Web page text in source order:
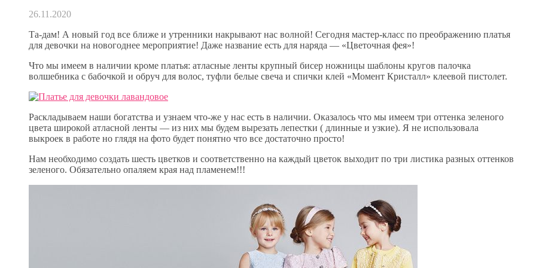
26.11.2020
Та-дам! А новый год все ближе и утренники накрывают нас волной! Сегодня мастер-класс по преображению платья
для девочки на новогоднее мероприятие! Даже название есть для наряда — «Цветочная фея»!
Что мы имеем в наличии кроме платья: атласные ленты крупный бисер ножницы шаблоны кругов палочка
волшебника с бабочкой и обруч для волос, туфли белые свеча и спички клей «Момент Кристалл» клеевой пистолет.
Раскладываем наши богатства и узнаем что-же у нас есть в наличии. Оказалось что мы имеем три оттенка зеленого
цвета широкой атласной ленты — из них мы будем вырезать лепестки ( длинные и узкие). Я не использовала
выкроек в работе но глядя на фото будет понятно что все достаточно просто!
Нам необходимо создать шесть цветков и соответственно на каждый цветок выходит по три листика разных оттенков
зеленого. Обязательно опаляем края над пламенем!!!